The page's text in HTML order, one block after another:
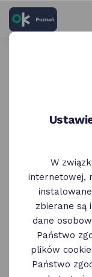
skróty
głównych
POSiR |
W
internetowej,
zbierane są
dane
Państwo
plików
Państwo